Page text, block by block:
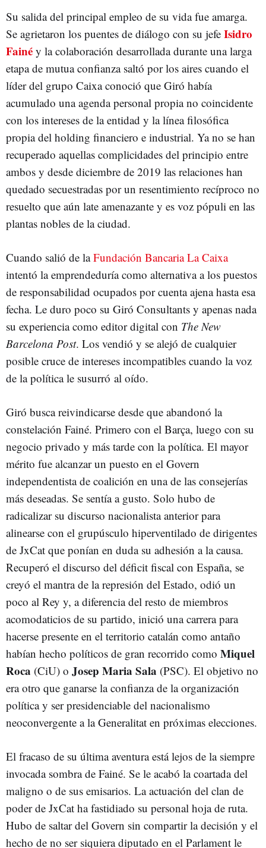
Su salida del principal empleo de su vida fue amarga.
Se agrietaron los puentes de diálogo con su jefe Isidro
Fainé y la colaboración desarrollada durante una larga
etapa de mutua confianza saltó por los aires cuando el
líder del grupo Caixa conoció que Giró había
acumulado una agenda personal propia no coincidente
con los intereses de la entidad y la línea filosófica
propia del holding financiero e industrial. Ya no se han
recuperado aquellas complicidades del principio entre
ambos y desde diciembre de 2019 las relaciones han
quedado secuestradas por un resentimiento recíproco no
resuelto que aún late amenazante y es voz pópuli en las
plantas nobles de la ciudad.
Cuando salió de laFundación Bancaria La Caixa
intentó la emprendeduría como alternativa a los puestos
de responsabilidad ocupados por cuenta ajena hasta esa
fecha. Le duro poco su Giró Consultants y apenas nada
su experiencia como editor digital con The New
Barcelona Post. Los vendió y se alejó de cualquier
posible cruce de intereses incompatibles cuando la voz
de la política le susurró al oído.
Giró busca reivindicarse desde que abandonó la
constelación Fainé. Primero con el Barça, luego con su
negocio privado y más tarde con la política. El mayor
mérito fue alcanzar un puesto en el Govern
independentista de coalición en una de las consejerías
más deseadas. Se sentía a gusto. Solo hubo de
radicalizar su discurso nacionalista anterior para
alinearse con el grupúsculo hiperventilado de dirigentes
de JxCat que ponían en duda su adhesión a la causa.
Recuperó el discurso del déficit fiscal con España, se
creyó el mantra de la represión del Estado, odió un
poco al Rey y, a diferencia del resto de miembros
acomodaticios de su partido, inició una carrera para
hacerse presente en el territorio catalán como antaño
habían hecho políticos de gran recorrido como Miquel
Roca (CiU) o Josep Maria Sala (PSC). El objetivo no
era otro que ganarse la confianza de la organización
política y ser presidenciable del nacionalismo
neoconvergente a la Generalitat en próximas elecciones.
El fracaso de su última aventura está lejos de la siempre
invocada sombra de Fainé. Se le acabó la coartada del
maligno o de sus emisarios. La actuación del clan de
poder de JxCat ha fastidiado su personal hoja de ruta.
Hubo de saltar del Govern sin compartir la decisión y el
hecho de no ser siquiera diputado en el Parlament le